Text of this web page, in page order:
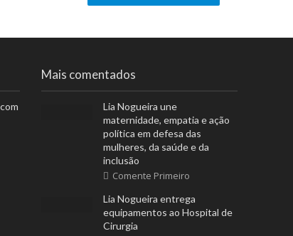
Mais comentados
Lia Nogueira une
maternidade, empatia e ação
política em defesa das
mulheres, da saúde e da
inclusão
Comente Primeiro
Lia Nogueira entrega
equipamentos ao Hospital de
Cirurgia